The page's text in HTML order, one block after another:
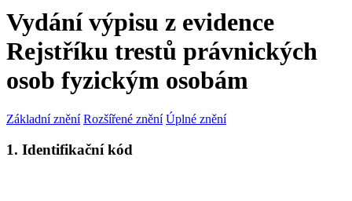
Vydání výpisu z evidence
Rejstříku trestů právnických
osob fyzickým osobám
Základní znění Rozšířené znění Úplné znění
1. Identifikační kód